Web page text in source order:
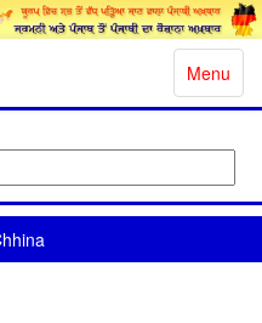
Toggle
Menu